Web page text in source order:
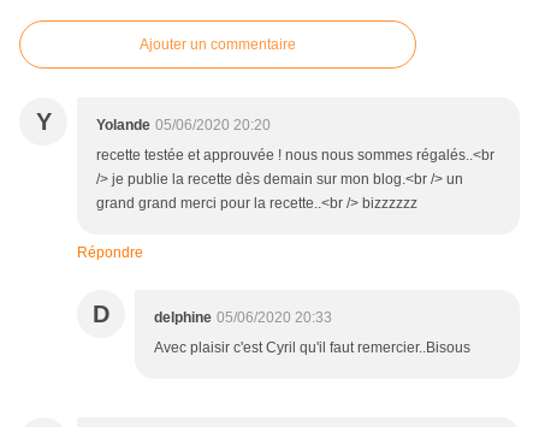
Ajouter un commentaire
Y Yolande 05/06/2020 20:20
recette testée et approuvée ! nous nous sommes régalés..<br
/> je publie la recette dès demain sur mon blog.<br /> un
grand grand merci pour la recette..<br /> bizzzzzz
Répondre
D delphine 05/06/2020 20:33
Avec plaisir c'est Cyril qu'il faut remercier..Bisous